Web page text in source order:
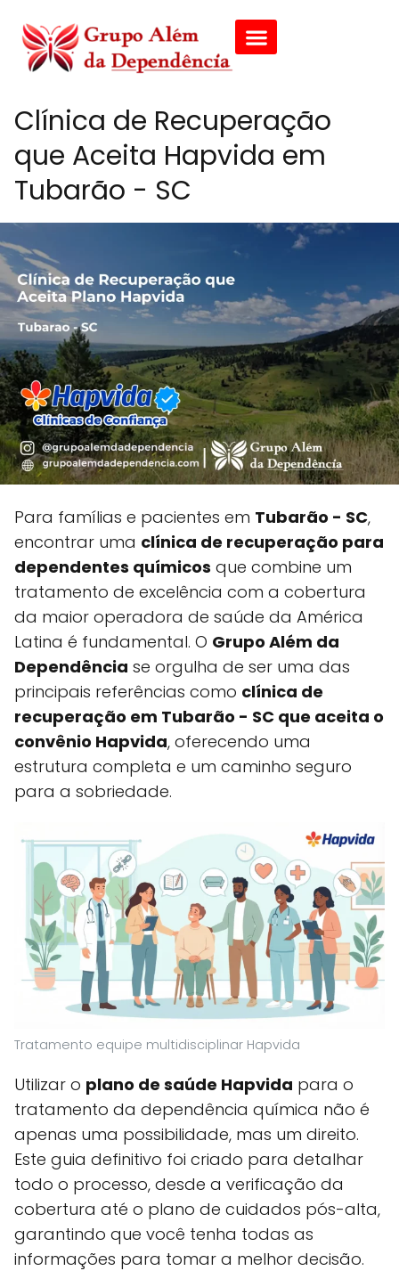
Clínica de Recuperação
que Aceita Hapvida em
Tubarão - SC
Para famílias e pacientes em Tubarão - SC,
encontrar uma clínica de recuperação para
dependentes químicos que combine um
tratamento de excelência com a cobertura
da maior operadora de saúde da América
Latina é fundamental. O Grupo Além da
Dependência se orgulha de ser uma das
principais referências como clínica de
recuperação em Tubarão - SC que aceita o
convênio Hapvida, oferecendo uma
estrutura completa e um caminho seguro
para a sobriedade.
Tratamento equipe multidisciplinar Hapvida
Utilizar o plano de saúde Hapvida para o
tratamento da dependência química não é
apenas uma possibilidade, mas um direito.
Este guia definitivo foi criado para detalhar
todo o processo, desde a verificação da
cobertura até o plano de cuidados pós-alta,
garantindo que você tenha todas as
informações para tomar a melhor decisão.